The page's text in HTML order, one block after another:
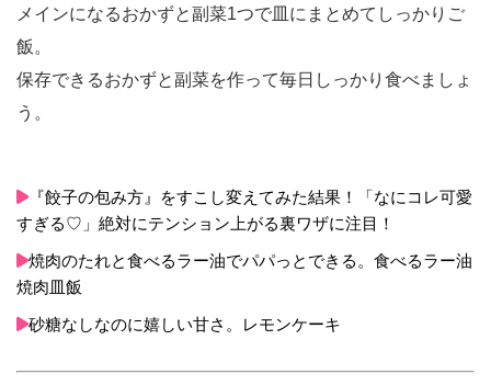
メインになるおかずと副菜1つで皿にまとめてしっかりご
飯。
保存できるおかずと副菜を作って毎日しっかり食べましょ
う。
『餃子の包み方』をすこし変えてみた結果！「なにコレ可愛
すぎる♡」絶対にテンション上がる裏ワザに注目！
焼肉のたれと食べるラー油でパパっとできる。食べるラー油
焼肉皿飯
砂糖なしなのに嬉しい甘さ。レモンケーキ